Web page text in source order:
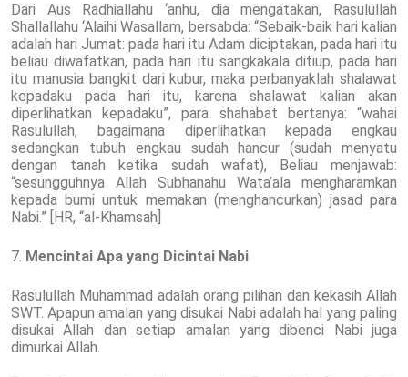
Dari Aus Radhiallahu ‘anhu, dia mengatakan, Rasulullah
Shallallahu ‘Alaihi Wasallam, bersabda: “Sebaik-baik hari kalian
adalah hari Jumat: pada hari itu Adam diciptakan, pada hari itu
beliau diwafatkan, pada hari itu sangkakala ditiup, pada hari
itu manusia bangkit dari kubur, maka perbanyaklah shalawat
kepadaku pada hari itu, karena shalawat kalian akan
diperlihatkan kepadaku”, para shahabat bertanya: “wahai
Rasulullah, bagaimana diperlihatkan kepada engkau
sedangkan tubuh engkau sudah hancur (sudah menyatu
dengan tanah ketika sudah wafat), Beliau menjawab:
“sesungguhnya Allah Subhanahu Wata’ala mengharamkan
kepada bumi untuk memakan (menghancurkan) jasad para
Nabi.” [HR, “al-Khamsah]
7. Mencintai Apa yang Dicintai Nabi
Rasulullah Muhammad adalah orang pilihan dan kekasih Allah
SWT. Apapun amalan yang disukai Nabi adalah hal yang paling
disukai Allah dan setiap amalan yang dibenci Nabi juga
dimurkai Allah.